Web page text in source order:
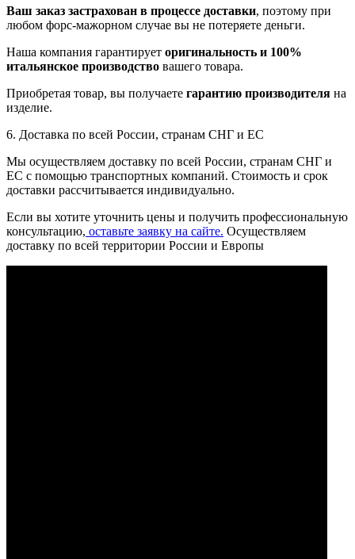
Ваш заказ застрахован в процессе доставки, поэтому при
любом форс-мажорном случае вы не потеряете деньги.
Наша компания гарантирует оригинальность и 100%
итальянское производство вашего товара.
Приобретая товар, вы получаете гарантию производителя на
изделие.
6. Доставка по всей России, странам СНГ и ЕС
Мы осуществляем доставку по всей России, странам СНГ и
ЕС с помощью транспортных компаний. Стоимость и срок
доставки рассчитывается индивидуально.
Если вы хотите уточнить цены и получить профессиональную
консультацию, оставьте заявку на сайте. Осуществляем
доставку по всей территории России и Европы